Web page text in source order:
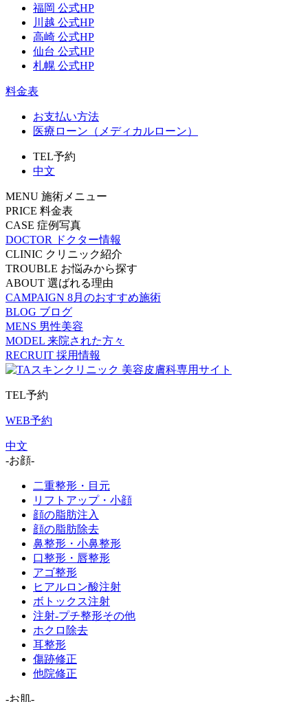
福岡 公式HP
川越 公式HP
高崎 公式HP
仙台 公式HP
札幌 公式HP
料金表
お支払い方法
医療ローン（メディカルローン）
TEL予約
中文
MENU 施術メニュー
PRICE 料金表
CASE 症例写真
DOCTOR
ドクター情報
CLINIC クリニック紹介
TROUBLE お悩みから探す
ABOUT 選ばれる理由
CAMPAIGN 8月のおすすめ施術
BLOG ブログ
MENS 男性美容
MODEL 来院された方々
RECRUIT 採用情報
TEL予約
WEB予約
中文
-お顔-
二重整形・目元
リフトアップ・小顔
顔の脂肪注入
顔の脂肪除去
鼻整形・小鼻整形
口整形・唇整形
アゴ整形
ヒアルロン酸注射
ボトックス注射
注射-プチ整形その他
ホクロ除去
耳整形
傷跡修正
他院修正
-お肌-